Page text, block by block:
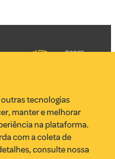
©2025
tecnologias
manter e melhorar
na plataforma.
com a coleta de
consulte nossa